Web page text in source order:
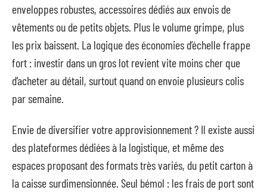
enveloppes robustes, accessoires dédiés aux envois de
vêtements ou de petits objets. Plus le volume grimpe, plus
les prix baissent. La logique des économies d’échelle frappe
fort : investir dans un gros lot revient vite moins cher que
d’acheter au détail, surtout quand on envoie plusieurs colis
par semaine.
Envie de diversifier votre approvisionnement ? Il existe aussi
des plateformes dédiées à la logistique, et même des
espaces proposant des formats très variés, du petit carton à
la caisse surdimensionnée. Seul bémol : les frais de port sont